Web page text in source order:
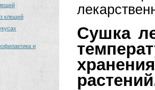
клещей
и
Сушка